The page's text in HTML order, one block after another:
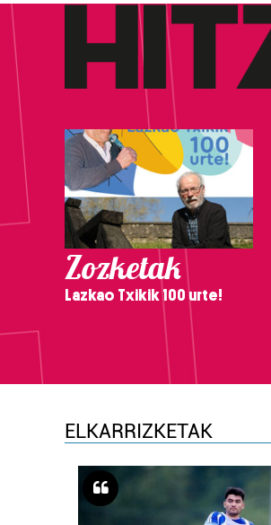
Zozketak
Lazkao Txikik 100 urte!
ELKARRIZKETAK